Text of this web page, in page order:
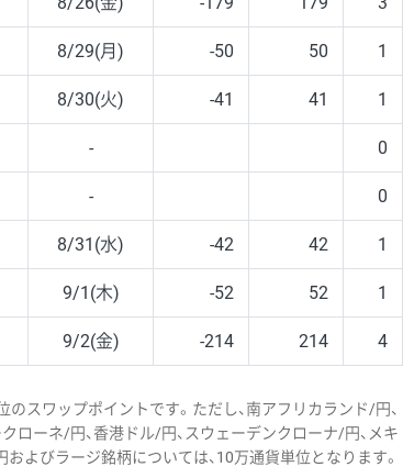
8/29(月) -50 50 1
8/30(火) -41 41 1
- 0
- 0
8/31(水) -42 42 1
9/1(木) -52 52 1
9/2(金) -214 214 4
のスワップポイントです。ただし、南アフリカランド/円、
ローネ/円、香港ドル/円、スウェーデンクローナ/円、メキ
およびラージ銘柄については、10万通貨単位となります。